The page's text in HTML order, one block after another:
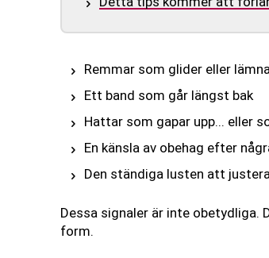
Remmar som glider eller
Ett band som går längst bak
Hattar som gapar upp... eller
En känsla av obehag efter
Den ständiga lusten att
Dessa signaler är inte
form.